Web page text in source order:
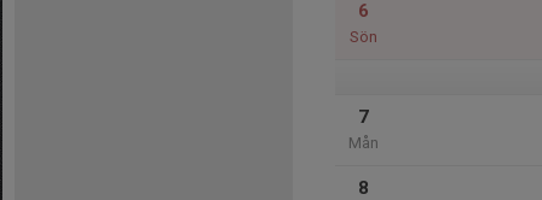
6
Sön
7
Mån
8